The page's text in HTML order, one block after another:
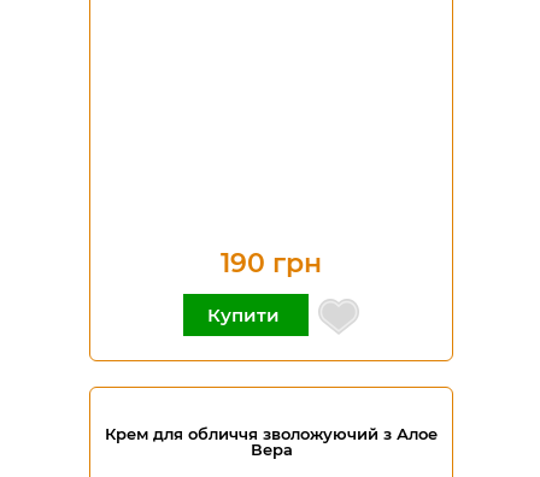
190 грн
Купити
Крем для обличчя зволожуючий з Алое
Вера